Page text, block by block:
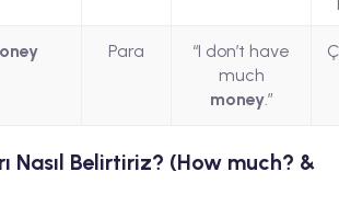
Para
“I don’t have
much
money.”
Nasıl Belirtiriz? (How much? &